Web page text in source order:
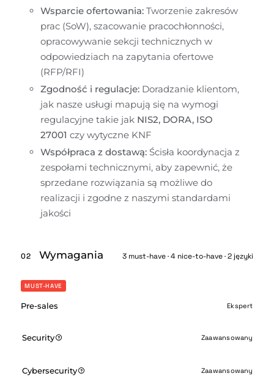
Wsparcie ofertowania: Tworzenie zakresów
prac (SoW), szacowanie pracochłonności,
opracowywanie sekcji technicznych w
odpowiedziach na zapytania ofertowe
(RFP/RFI)
Zgodność i regulacje: Doradzanie klientom,
jak nasze usługi mapują się na wymogi
regulacyjne takie jak NIS2, DORA, ISO
27001 czy wytyczne KNF
Współpraca z dostawą: Ścisła koordynacja z
zespołami technicznymi, aby zapewnić, że
sprzedane rozwiązania są możliwe do
realizacji i zgodne z naszymi standardami
jakości
02 Wymagania 3 must-have · 4 nice-to-have · 2 języki
MUST-HAVE
Pre-sales Ekspert
Security Zaawansowany
Cybersecurity Zaawansowany